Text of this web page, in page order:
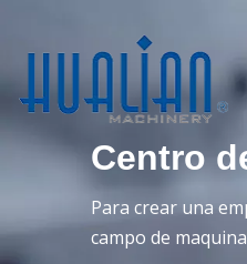
Centro
Para crear una
campo de